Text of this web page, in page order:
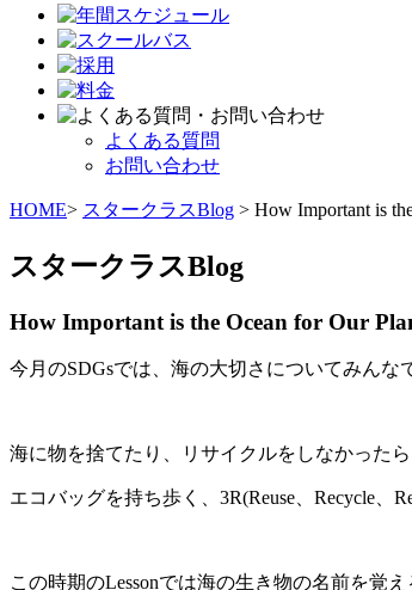
よくある質問
お問い合わせ
HOME> スタークラスBlog > How Important is
スタークラスBlog
How Important is the Ocean for Our
今月のSDGsでは、海の大切さについてみんな
海に物を捨てたり、リサイクルをしなかった
エコバッグを持ち歩く、3R(Reuse、Recycle、
この時期のLessonでは海の生き物の名前を覚